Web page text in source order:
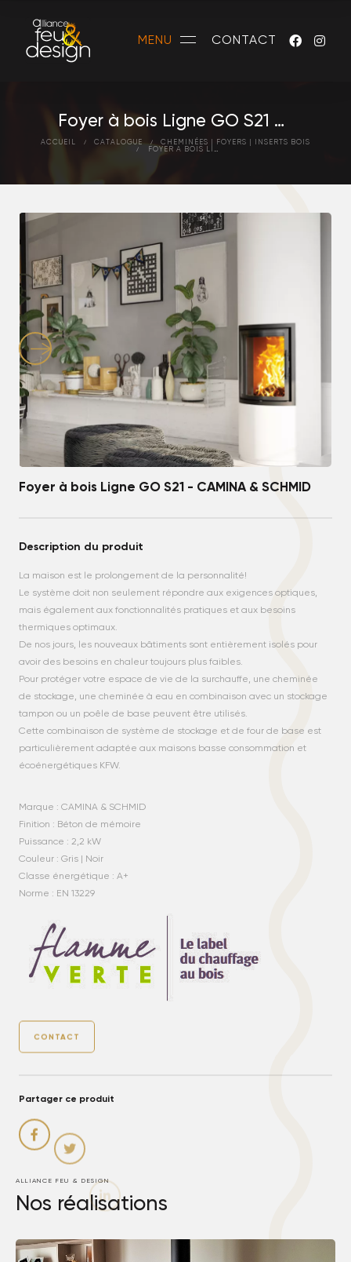
MENU CONTACT
Foyer à bois Ligne GO S21 - CAMINA & SCHMID
ACCUEIL CATALOGUE
CHEMINÉES | FOYERS | INSERTS BOIS
FOYER À BOIS LIGNE GO S21 - CAMINA & SCHMID
Foyer à bois Ligne GO S21 - CAMINA & SCHMID
Description du produit
La maison est le prolongement de la personnalité!
Le système doit non seulement répondre aux exigences optiques,
mais également aux fonctionnalités pratiques et aux besoins
thermiques optimaux.
De nos jours, les nouveaux bâtiments sont entièrement isolés pour
avoir des besoins en chaleur toujours plus faibles.
Pour protéger votre espace de vie de la surchauffe, une cheminée
de stockage, une cheminée à eau en combinaison avec un stockage
tampon ou un poêle de base peuvent être utilisés.
Cette combinaison de système de stockage et de four de base est
particulièrement adaptée aux maisons basse consommation et
écoénergétiques KFW.
Marque : CAMINA & SCHMID
Finition : Béton de mémoire
Puissance : 2,2 kW
Couleur : Gris | Noir
Classe énergétique : A+
Norme : EN 13229
CONTACT
Partager ce produit
ALLIANCE FEU & DESIGN
Nos réalisations